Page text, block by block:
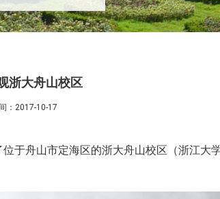
浙大舟山校区
：2017-10-17
舟山市定海区的浙大舟山校区（浙江大